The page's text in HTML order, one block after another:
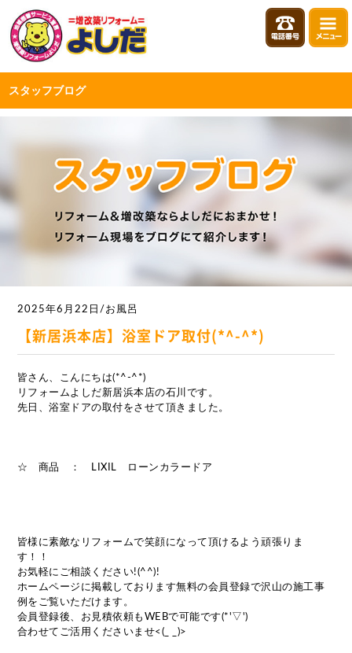
スタッフブログ
2025年6月22日/お風呂
【新居浜本店】浴室ドア取付(*^-^*)
皆さん、こんにちは(*^-^*)
リフォームよしだ新居浜本店の石川です。
先日、浴室ドアの取付をさせて頂きました。
☆ 商品 ： LIXIL ローンカラードア
皆様に素敵なリフォームで笑顔になって頂けるよう頑張りま
す！！
お気軽にご相談ください!(^^)!
ホームページに掲載しております無料の会員登録で沢山の施工事
例をご覧いただけます。
会員登録後、お見積依頼もWEBで可能です(*'▽')
合わせてご活用くださいませ<(_ _)>